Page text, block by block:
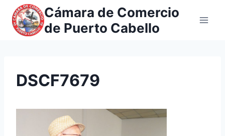
Saltar
contenido
Cámara de Comercio
de Puerto Cabello
DSCF7679